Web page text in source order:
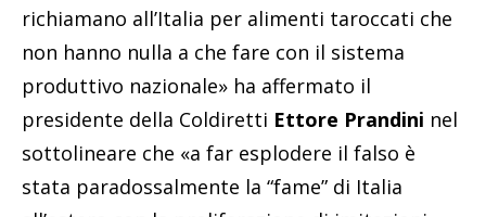
richiamano all’Italia per alimenti taroccati che
non hanno nulla a che fare con il sistema
produttivo nazionale» ha affermato il
presidente della Coldiretti Ettore Prandini nel
sottolineare che «a far esplodere il falso è
stata paradossalmente la “fame” di Italia